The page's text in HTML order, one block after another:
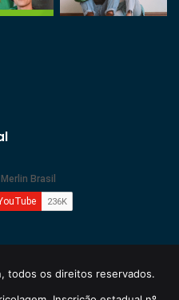
todos os direitos reservados.